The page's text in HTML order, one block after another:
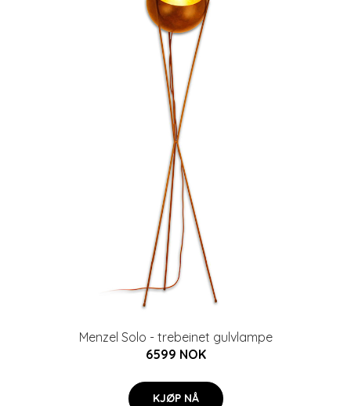
Menzel Solo - trebeinet gulvlampe
6599 NOK
KJØP NÅ